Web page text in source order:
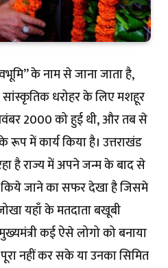
के नाम से जाना जाता है,
धरोहर के लिए मशहूर
2000 को हुई थी, और तब से
में कार्य किया है। उत्तराखंड
है राज्य में अपने जन्म के बाद से
जाने का सफर देखा है जिसमे
यहाँ के मतदाता बखूबी
कई ऐसे लोगो को बनाया
नहीं कर सके या उनका सिमित